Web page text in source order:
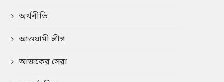
অর্থনীতি
আওয়ামী লীগ
আজকের সেরা